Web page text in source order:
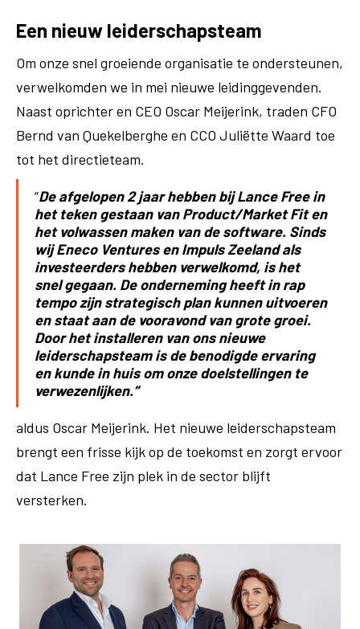
Een nieuw leiderschapsteam
Om onze snel groeiende organisatie te ondersteunen,
verwelkomden we in mei nieuwe leidinggevenden.
Naast oprichter en CEO Oscar Meijerink, traden CFO
Bernd van Quekelberghe en CCO Juliëtte Waard toe
tot het directieteam.
“De afgelopen 2 jaar hebben bij Lance Free in
het teken gestaan van Product/Market Fit en
het volwassen maken van de software. Sinds
wij Eneco Ventures en Impuls Zeeland als
investeerders hebben verwelkomd, is het
snel gegaan. De onderneming heeft in rap
tempo zijn strategisch plan kunnen uitvoeren
en staat aan de vooravond van grote groei.
Door het installeren van ons nieuwe
leiderschapsteam is de benodigde ervaring
en kunde in huis om onze doelstellingen te
verwezenlijken.”
aldus Oscar Meijerink. Het nieuwe leiderschapsteam
brengt een frisse kijk op de toekomst en zorgt ervoor
dat Lance Free zijn plek in de sector blijft
versterken.